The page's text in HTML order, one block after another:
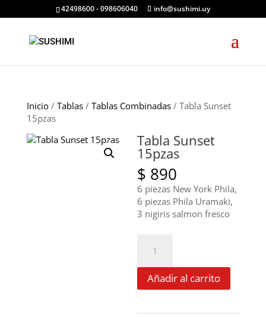
42498600 - 098606040 info@sushimi.uy
Inicio/ Tablas/ Tablas Combinadas/ Tabla Sunset
15pzas
Tabla Sunset
15pzas
$ 890
6 piezas New York Phila,
6 piezas Phila Uramaki,
3 nigiris salmon fresco
Sunset
15pzas
cantidad
Añadir al carrito